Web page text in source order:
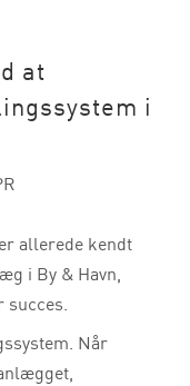
at
i
allerede kendt
i By & Havn,
Når